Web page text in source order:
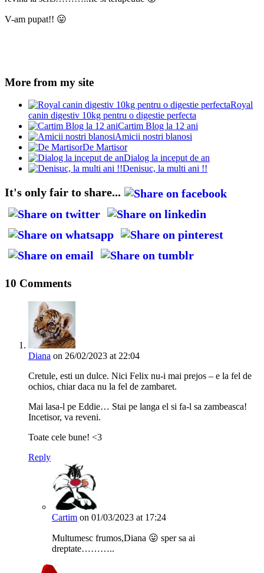
V-am pupat!! 😛
More from my site
Royal
canin digestiv 10kg pentru o digestie perfecta
Cartim Blog la 12 ani
Amicii nostri blanosi
De Martisor
Dialog la inceput de an
Denisuc, la multi ani !!
It's only fair to share...
10 Comments
Diana on 26/02/2023 at 22:04
Cretule, esti un dulce. Nici Felix nu-i mai prejos – e la fel de
ochios, chiar daca nu la fel de zambaret.
Mai lasa-l pe Eddie… Stai pe langa el si fa-l sa zambeasca!
Incetisor, va reveni.
Toate cele bune! <3
Reply
Cartim on 01/03/2023 at 17:24
Multumesc frumos,Diana 😛 sper sa ai
dreptate………..